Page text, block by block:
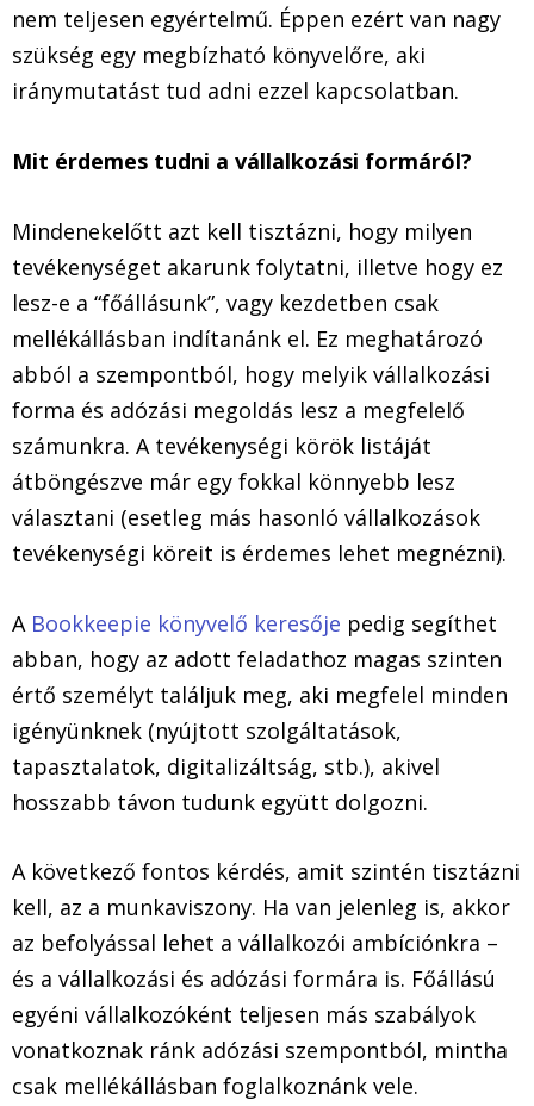
nem teljesen egyértelmű. Éppen ezért van nagy
szükség egy megbízható könyvelőre, aki
iránymutatást tud adni ezzel kapcsolatban.
Mit érdemes tudni a vállalkozási formáról?
Mindenekelőtt azt kell tisztázni, hogy milyen
tevékenységet akarunk folytatni, illetve hogy ez
lesz-e a “főállásunk”, vagy kezdetben csak
mellékállásban indítanánk el. Ez meghatározó
abból a szempontból, hogy melyik vállalkozási
forma és adózási megoldás lesz a megfelelő
számunkra. A tevékenységi körök listáját
átböngészve már egy fokkal könnyebb lesz
választani (esetleg más hasonló vállalkozások
tevékenységi köreit is érdemes lehet megnézni).
A Bookkeepie könyvelő keresője pedig segíthet
abban, hogy az adott feladathoz magas szinten
értő személyt találjuk meg, aki megfelel minden
igényünknek (nyújtott szolgáltatások,
tapasztalatok, digitalizáltság, stb.), akivel
hosszabb távon tudunk együtt dolgozni.
A következő fontos kérdés, amit szintén tisztázni
kell, az a munkaviszony. Ha van jelenleg is, akkor
az befolyással lehet a vállalkozói ambíciónkra –
és a vállalkozási és adózási formára is. Főállású
egyéni vállalkozóként teljesen más szabályok
vonatkoznak ránk adózási szempontból, mintha
csak mellékállásban foglalkoznánk vele.